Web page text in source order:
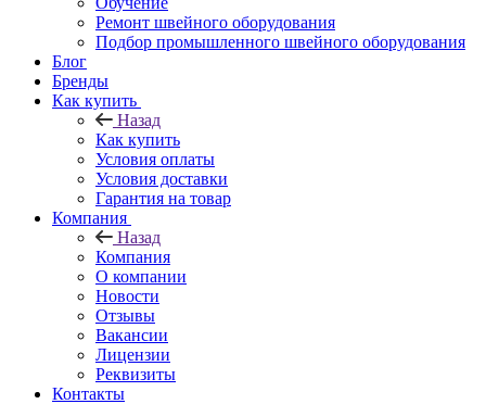
Ремонт швейного оборудования
Подбор промышленного швейного оборудования
Блог
Бренды
Как купить
Назад
Как купить
Условия оплаты
Условия доставки
Гарантия на товар
Компания
Назад
Компания
О компании
Новости
Отзывы
Вакансии
Лицензии
Реквизиты
Контакты